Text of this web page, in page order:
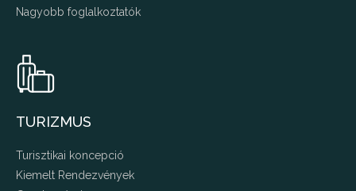
Nagyobb foglalkoztatók
TURIZMUS
Turisztikai koncepció
Kiemelt Rendezvények